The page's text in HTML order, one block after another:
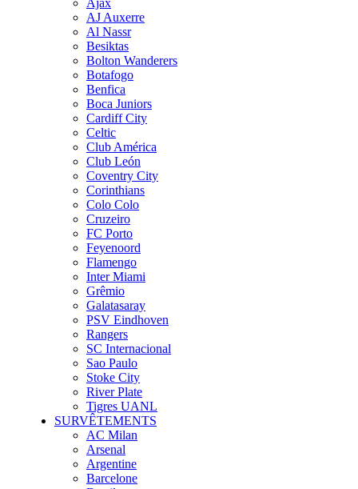
Ajax
AJ Auxerre
Al Nassr
Besiktas
Bolton Wanderers
Botafogo
Benfica
Boca Juniors
Cardiff City
Celtic
Club América
Club León
Coventry City
Corinthians
Colo Colo
Cruzeiro
FC Porto
Feyenoord
Flamengo
Inter Miami
Grêmio
Galatasaray
PSV Eindhoven
Rangers
SC Internacional
Sao Paulo
Stoke City
River Plate
Tigres UANL
SURVÊTEMENTS
AC Milan
Arsenal
Argentine
Barcelone